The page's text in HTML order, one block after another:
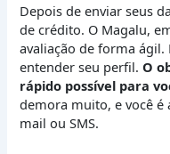
Depois de enviar seus
de crédito. O Magalu,
avaliação de forma
entender seu perfil.O
rápido possível para
demora muito, e você é
mail ou SMS.